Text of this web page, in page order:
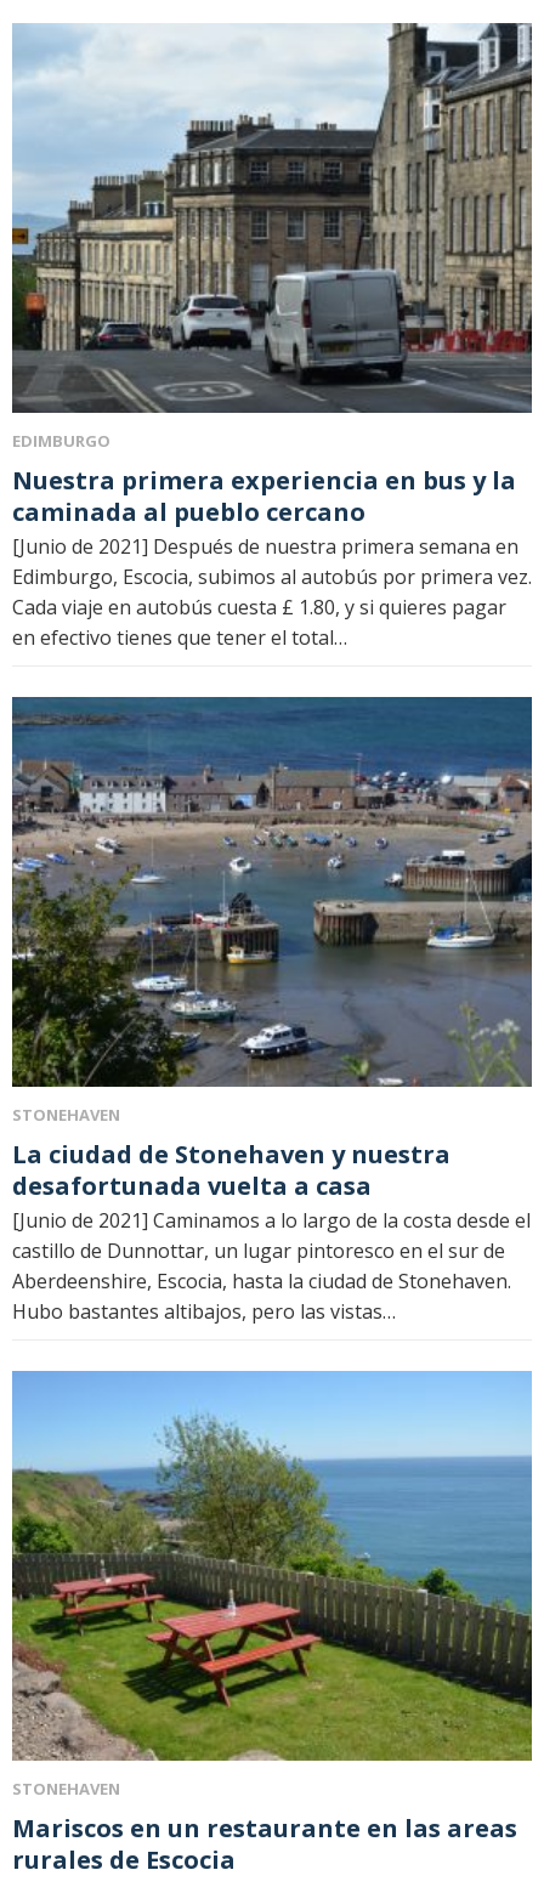
EDIMBURGO
Nuestra primera experiencia en bus y la
caminada al pueblo cercano
[Junio ​​de 2021] Después de nuestra primera semana en
Edimburgo, Escocia, subimos al autobús por primera vez.
Cada viaje en autobús cuesta £ 1.80, y si quieres pagar
en efectivo tienes que tener el total…
STONEHAVEN
La ciudad de Stonehaven y nuestra
desafortunada vuelta a casa
[Junio ​​de 2021] Caminamos a lo largo de la costa desde el
castillo de Dunnottar, un lugar pintoresco en el sur de
Aberdeenshire, Escocia, hasta la ciudad de Stonehaven.
Hubo bastantes altibajos, pero las vistas…
STONEHAVEN
Mariscos en un restaurante en las areas
rurales de Escocia